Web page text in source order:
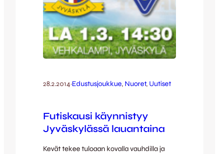
28.2.2014·Edustusjoukkue, Nuoret, Uutiset
Futiskausi käynnistyy
Jyväskylässä lauantaina
Kevät tekee tuloaan kovalla vauhdilla ja